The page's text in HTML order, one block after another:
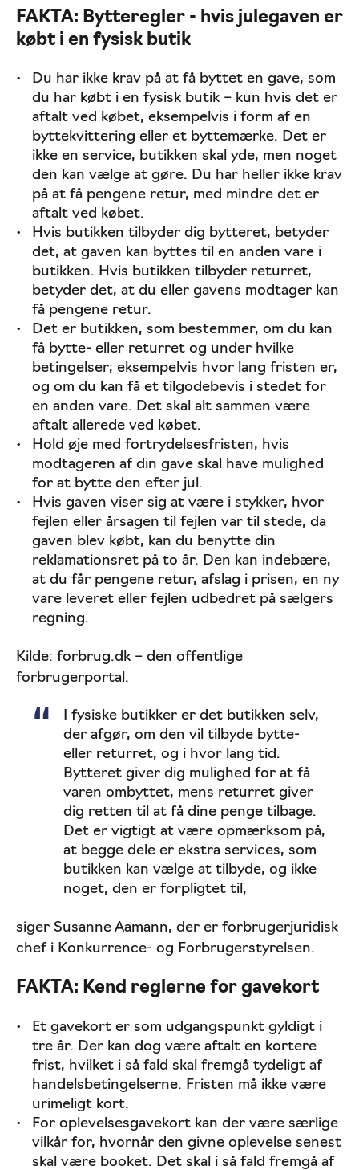
FAKTA: Bytteregler - hvis julegaven er
købt i en fysisk butik
Du har ikke krav på at få byttet en gave, som
du har købt i en fysisk butik – kun hvis det er
aftalt ved købet, eksempelvis i form af en
byttekvittering eller et byttemærke. Det er
ikke en service, butikken skal yde, men noget
den kan vælge at gøre. Du har heller ikke krav
på at få pengene retur, med mindre det er
aftalt ved købet.
Hvis butikken tilbyder dig bytteret, betyder
det, at gaven kan byttes til en anden vare i
butikken. Hvis butikken tilbyder returret,
betyder det, at du eller gavens modtager kan
få pengene retur.
Det er butikken, som bestemmer, om du kan
få bytte- eller returret og under hvilke
betingelser; eksempelvis hvor lang fristen er,
og om du kan få et tilgodebevis i stedet for
en anden vare. Det skal alt sammen være
aftalt allerede ved købet.
Hold øje med fortrydelsesfristen, hvis
modtageren af din gave skal have mulighed
for at bytte den efter jul.
Hvis gaven viser sig at være i stykker, hvor
fejlen eller årsagen til fejlen var til stede, da
gaven blev købt, kan du benytte din
reklamationsret på to år. Den kan indebære,
at du får pengene retur, afslag i prisen, en ny
vare leveret eller fejlen udbedret på sælgers
regning.
Kilde: forbrug.dk – den offentlige
forbrugerportal.
I fysiske butikker er det butikken selv,
der afgør, om den vil tilbyde bytte-
eller returret, og i hvor lang tid.
Bytteret giver dig mulighed for at få
varen ombyttet, mens returret giver
dig retten til at få dine penge tilbage.
Det er vigtigt at være opmærksom på,
at begge dele er ekstra services, som
butikken kan vælge at tilbyde, og ikke
noget, den er forpligtet til,
siger Susanne Aamann, der er forbrugerjuridisk
chef i Konkurrence- og Forbrugerstyrelsen.
FAKTA: Kend reglerne for gavekort
Et gavekort er som udgangspunkt gyldigt i
tre år. Der kan dog være aftalt en kortere
frist, hvilket i så fald skal fremgå tydeligt af
handelsbetingelserne. Fristen må ikke være
urimeligt kort.
For oplevelsesgavekort kan der være særlige
vilkår for, hvornår den givne oplevelse senest
skal være booket. Det skal i så fald fremgå af